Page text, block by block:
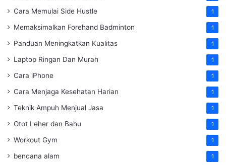
Cara Memulai Side Hustle 1
Memaksimalkan Forehand Badminton 1
Panduan Meningkatkan Kualitas 1
Laptop Ringan Dan Murah 1
Cara iPhone 1
Cara Menjaga Kesehatan Harian 1
Teknik Ampuh Menjual Jasa 1
Otot Leher dan Bahu 1
Workout Gym 1
bencana alam 1